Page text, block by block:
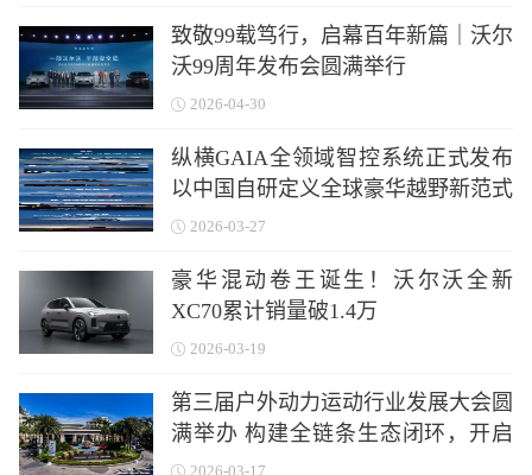
致敬99载笃行，启幕百年新篇｜沃尔
沃99周年发布会圆满举行
2026-04-30
纵横GAIA全领域智控系统正式发布
以中国自研定义全球豪华越野新范式
2026-03-27
豪华混动卷王诞生！沃尔沃全新
XC70累计销量破1.4万
2026-03-19
第三届户外动力运动行业发展大会圆
满举办 构建全链条生态闭环，开启
户外动力运动黄金时代
2026-03-17